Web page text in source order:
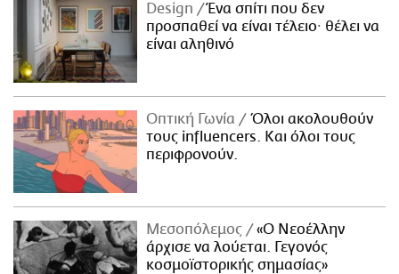
Design
Ένα σπίτι που δεν
προσπαθεί να είναι τέλειο· θέλει να
είναι αληθινό
Οπτική Γωνία
Όλοι ακολουθούν
τους influencers. Και όλοι τους
περιφρονούν.
Μεσοπόλεμος
«Ο Νεοέλλην
άρχισε να λούεται. Γεγονός
κοσμοϊστορικής σημασίας»